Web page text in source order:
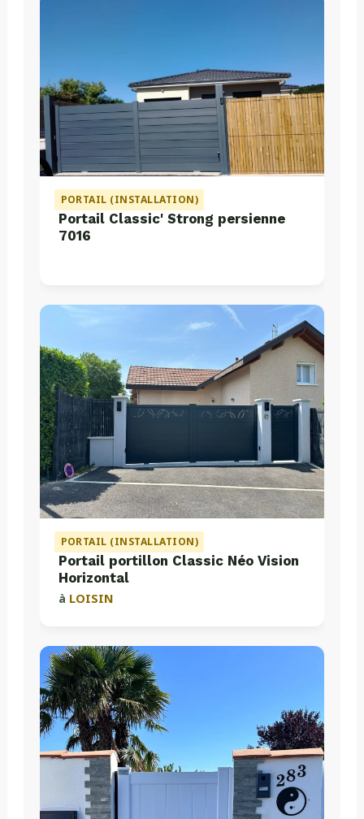
PORTAIL (INSTALLATION)
Portail Classic' Strong persienne
7016
PORTAIL (INSTALLATION)
Portail portillon Classic Néo Vision
Horizontal
à LOISIN